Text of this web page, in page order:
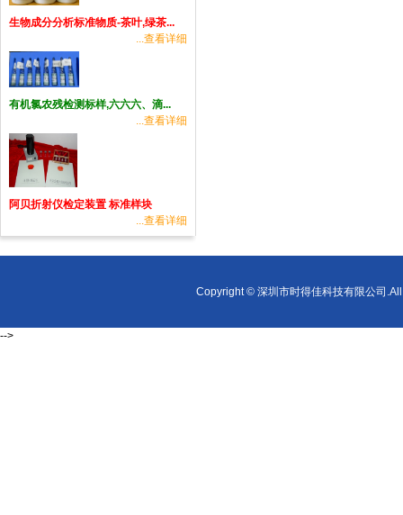
生物成分分析标准物质-茶叶,绿茶...
...查看详细
有机氯农残检测标样,六六六、滴...
...查看详细
阿贝折射仪检定装置 标准样块
...查看详细
Copyright © 深圳市时得佳科技有限公司
-->